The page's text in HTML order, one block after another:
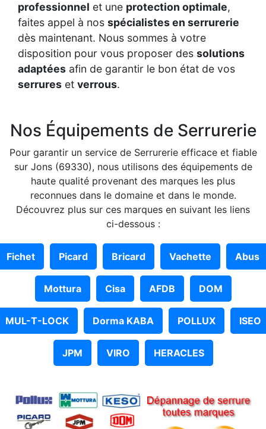
professionnel et une protection optimale,
faites appel à nos spécialistes en serrurerie
dès maintenant. Nous sommes à votre
disposition pour vous proposer des solutions
adaptées afin de garantir le bon état de vos
serrures et verrous.
Nos Équipements de Serrurerie
Pour garantir un service de Serrurerie efficace et fiable
sur Jons (69330), nous utilisons des équipements de
haute qualité provenant des marques les plus
reconnues dans le domaine et dans le monde.
Découvrez plus sur ces marques en suivant les liens
ci-dessous :
Fichet Picard Bricard Vachette Abus
Mottura Cisa AFDB DOM
MUL-T-LOCK Dorma KABA POLLUX ISEO
JPM VIRO HERACLES